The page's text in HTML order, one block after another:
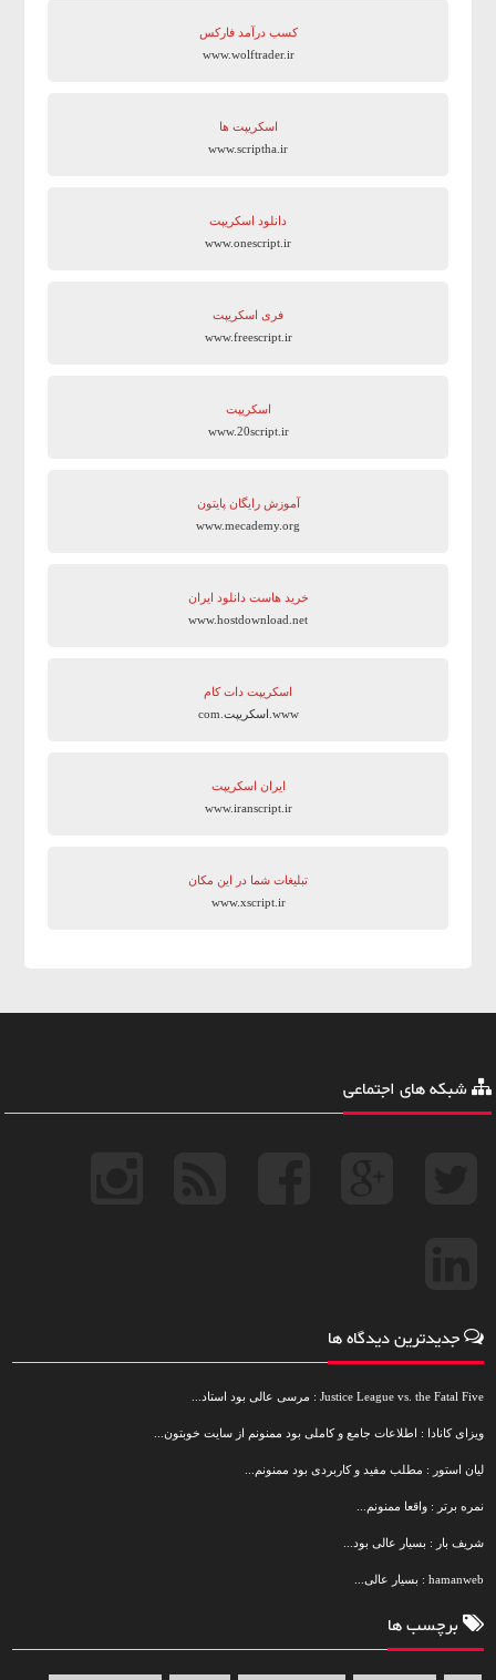
کسب درآمد فارکس
www.wolftrader.ir
اسکریپت ها
www.scriptha.ir
دانلود اسکریپت
www.onescript.ir
فری اسکریپت
www.freescript.ir
اسکریپت
www.20script.ir
آموزش رایگان پایتون
www.mecademy.org
خرید هاست دانلود ایران
www.hostdownload.net
اسکریپت دات کام
www.اسکریپت.com
ایران اسکریپت
www.iranscript.ir
تبلیغات شما در این مکان
www.xscript.ir
شبکه های اجتماعی
جدیدترین دیدگاه ها
Justice League vs. the Fatal Five : مرسی عالی بود استاد...
ویزای کانادا : اطلاعات جامع و کاملی بود ممنونم از سایت خوبتون...
لیان استور : مطلب مفید و کاربردی بود ممنونم...
نمره برتر : واقعا ممنونم...
شریف بار : بسیار عالی بود...
hamanweb : بسیار عالی...
برچسب ها